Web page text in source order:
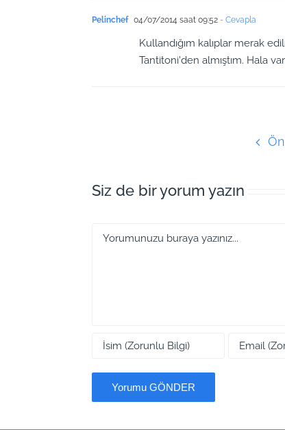
Pelinchef 04/07/2014 saat 09:52 - Cevapla
Kullandığım kalıplar merak
Tantitoni'den almıştım. Hala
Siz de bir yorum yazın